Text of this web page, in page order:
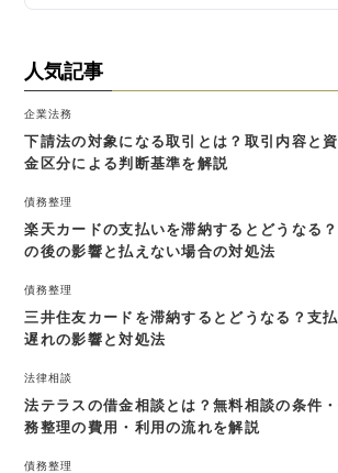
人気記事
企業法務
下請法の対象になる取引とは？取引内容と
金区分による判断基準を解説
債務整理
楽天カードの支払いを滞納するとどうなる
の後の影響と払えない場合の対処法
債務整理
三井住友カードを滞納するとどうなる？支
遅れの影響と対処法
法律相談
法テラスの借金相談とは？無料相談の条件
務整理の費用・利用の流れを解説
債務整理